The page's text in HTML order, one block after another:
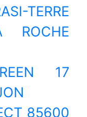
TERRE
ROCHE
17
85600